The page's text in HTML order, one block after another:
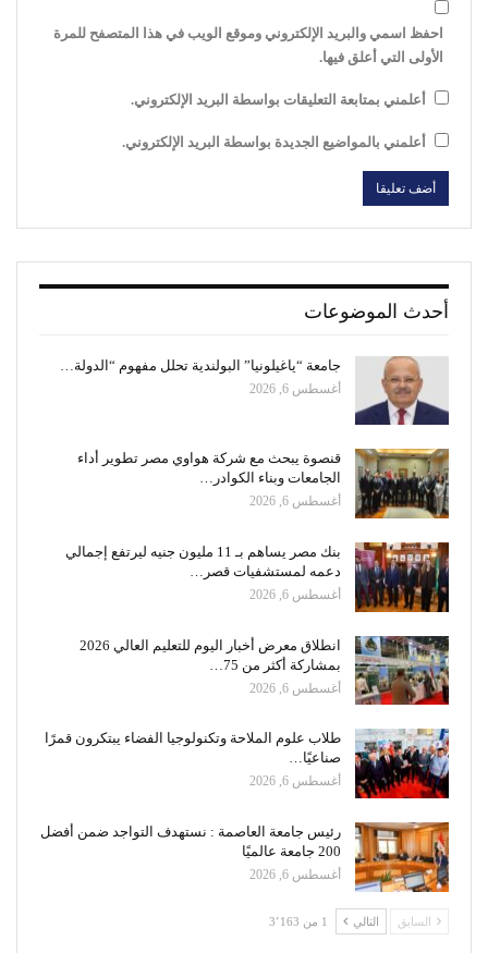
احفظ اسمي والبريد الإلكتروني وموقع الويب في هذا المتصفح للمرة
الأولى التي أعلق فيها.
أعلمني بمتابعة التعليقات بواسطة البريد الإلكتروني.
أعلمني بالمواضيع الجديدة بواسطة البريد الإلكتروني.
أحدث الموضوعات
جامعة “ياغيلونيا” البولندية تحلل مفهوم “الدولة…
أغسطس 6, 2026
قنصوة يبحث مع شركة هواوي مصر تطوير أداء
الجامعات وبناء الكوادر…
أغسطس 6, 2026
بنك مصر يساهم بـ 11 مليون جنيه ليرتفع إجمالي
دعمه لمستشفيات قصر…
أغسطس 6, 2026
انطلاق معرض أخبار اليوم للتعليم العالي 2026
بمشاركة أكثر من 75…
أغسطس 6, 2026
طلاب علوم الملاحة وتكنولوجيا الفضاء يبتكرون قمرًا
صناعيًا…
أغسطس 6, 2026
رئيس جامعة العاصمة : نستهدف التواجد ضمن أفضل
200 جامعة عالميًا
أغسطس 6, 2026
السابق التالي 1 من 3٬163